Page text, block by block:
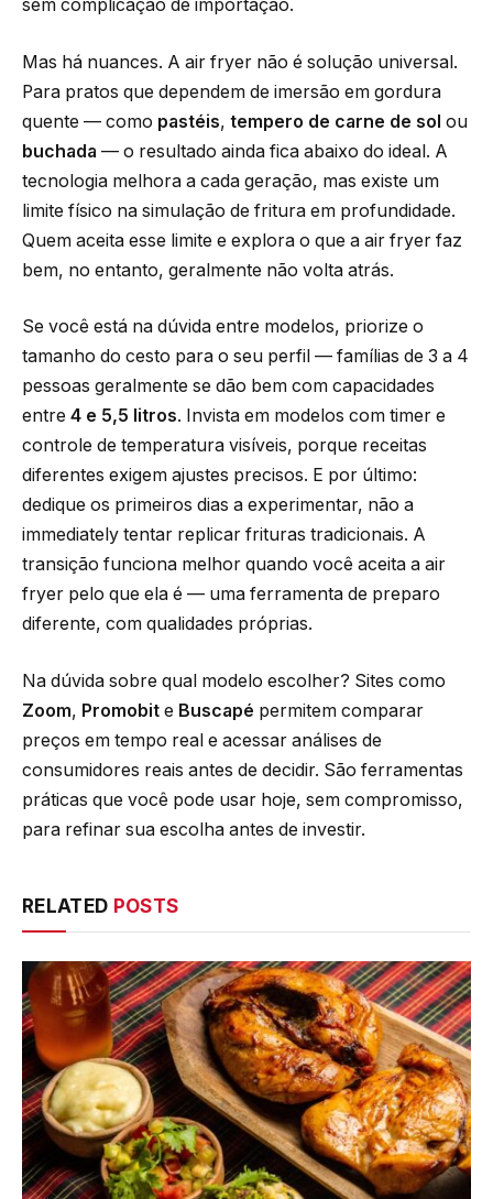
sem complicação de importação.
Mas há nuances. A air fryer não é solução universal.
Para pratos que dependem de imersão em gordura
quente — como pastéis, tempero de carne de sol ou
buchada — o resultado ainda fica abaixo do ideal. A
tecnologia melhora a cada geração, mas existe um
limite físico na simulação de fritura em profundidade.
Quem aceita esse limite e explora o que a air fryer faz
bem, no entanto, geralmente não volta atrás.
Se você está na dúvida entre modelos, priorize o
tamanho do cesto para o seu perfil — famílias de 3 a 4
pessoas geralmente se dão bem com capacidades
entre 4 e 5,5 litros. Invista em modelos com timer e
controle de temperatura visíveis, porque receitas
diferentes exigem ajustes precisos. E por último:
dedique os primeiros dias a experimentar, não a
immediately tentar replicar frituras tradicionais. A
transição funciona melhor quando você aceita a air
fryer pelo que ela é — uma ferramenta de preparo
diferente, com qualidades próprias.
Na dúvida sobre qual modelo escolher? Sites como
Zoom, Promobit e Buscapé permitem comparar
preços em tempo real e acessar análises de
consumidores reais antes de decidir. São ferramentas
práticas que você pode usar hoje, sem compromisso,
para refinar sua escolha antes de investir.
RELATED POSTS